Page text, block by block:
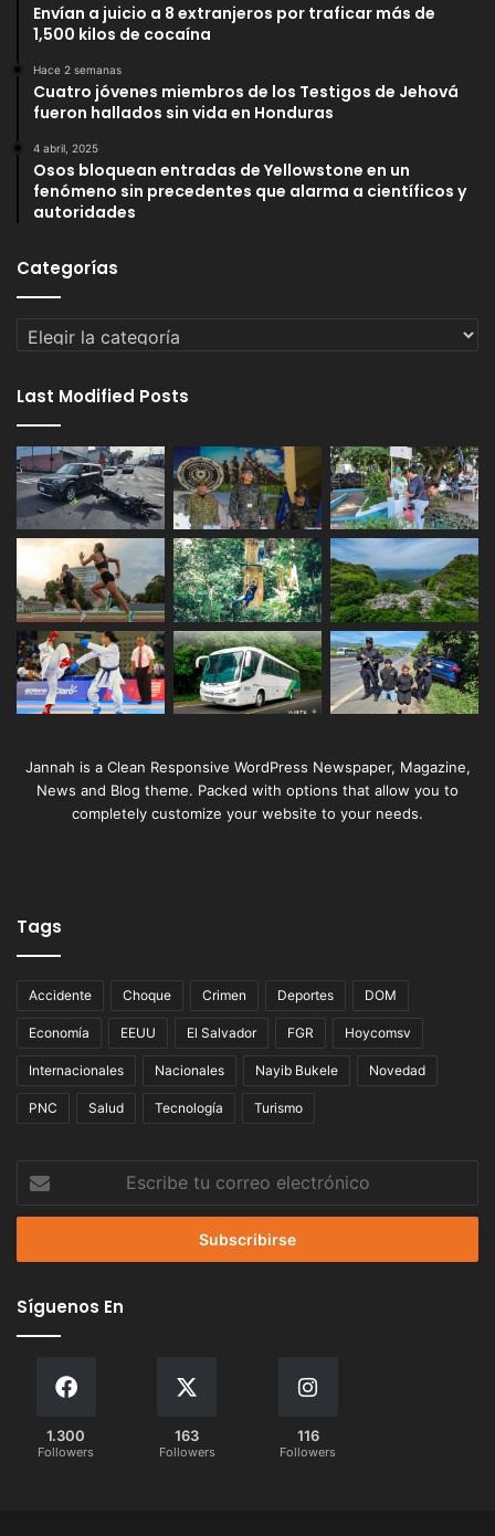
Envían a juicio a 8 extranjeros por traficar más de
1,500 kilos de cocaína
Hace 2 semanas
Cuatro jóvenes miembros de los Testigos de Jehová
fueron hallados sin vida en Honduras
4 abril, 2025
Osos bloquean entradas de Yellowstone en un
fenómeno sin precedentes que alarma a científicos y
autoridades
Categorías
Categorías
Last Modified Posts
Jannah is a Clean Responsive WordPress Newspaper, Magazine,
News and Blog theme. Packed with options that allow you to
completely customize your website to your needs.
Tags
Accidente Choque Crimen Deportes DOM
Economía EEUU El Salvador FGR Hoycomsv
Internacionales Nacionales Nayib Bukele Novedad
PNC Salud Tecnología Turismo
correo
Síguenos En
1.300
Followers
163
Followers
116
Followers